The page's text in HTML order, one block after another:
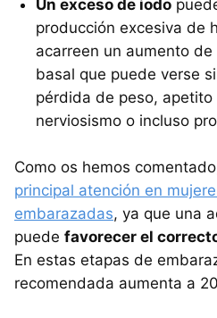
Un exceso de iodo
producción excesiva de
acarreen un aumento
basal que puede verse
pérdida de peso,
nerviosismo o incluso
Como os hemos
principal atención en
embarazadas, ya que una
puede favorecer el
En estas etapas de
recomendada aumenta a